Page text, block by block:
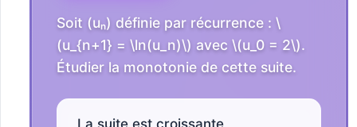
Soit (uₙ) définie par récurrence : \
(u_{n+1} = \ln(u_n)\) avec \(u_0 = 2\).
Étudier la monotonie de cette suite.